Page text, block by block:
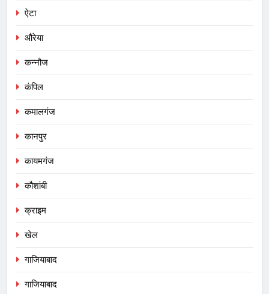
ऐटा
औरेया
कन्नौज
कंपिल
कमालगंज
कानपुर
कायमगंज
कौशांबी
क्राइम
खेल
गाजियाबाद
गाजियाबाद